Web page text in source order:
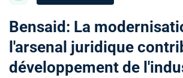
Bensaid: La
l'arsenal juridique
développement de